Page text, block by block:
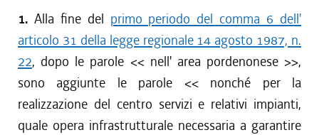
1. Alla fine del primo periodo del comma 6 dell'
articolo 31 della legge regionale 14 agosto 1987, n.
22, dopo le parole << nell' area pordenonese >>,
sono aggiunte le parole << nonché per la
realizzazione del centro servizi e relativi impianti,
quale opera infrastrutturale necessaria a garantire